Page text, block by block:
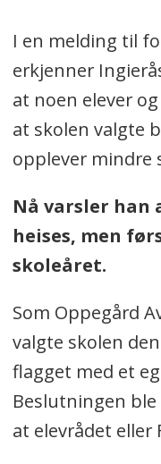
I en melding til
erkjenner
at noen elever
at skolen valgte
opplever mindre
Nå varsler han
heises, men
skoleåret.
Som Oppegård
valgte skolen
flagget med et
Beslutningen
at elevrådet eller